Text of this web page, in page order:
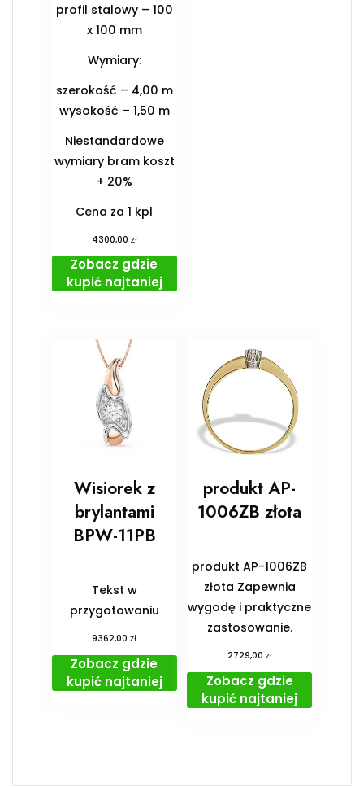
profil stalowy – 100
x 100 mm
Wymiary:
szerokość – 4,00 m
wysokość – 1,50 m
Niestandardowe
wymiary bram koszt
+ 20%
Cena za 1 kpl
4300,00 zł
Zobacz gdzie
kupić najtaniej
Wisiorek z
brylantami
BPW-11PB
Tekst w
przygotowaniu
9362,00zł
Zobacz gdzie
kupić najtaniej
produkt AP-
1006ZB złota
produkt AP-1006ZB
złota Zapewnia
wygodę i praktyczne
zastosowanie.
2729,00 zł
Zobacz gdzie
kupić najtaniej